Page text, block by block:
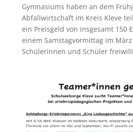
Gymnasiums haben an dem
Abfallwirtschaft im Kreis Kleve
ein Preisgeld von insgesamt 150
einem Samstagvormittag im
Schülerinnen und Schüler